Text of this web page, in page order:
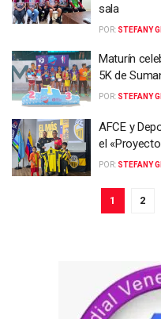
sala
POR: STEFANY
Maturín
5K de
POR: STEFANY
AFCE y
el
POR: STEFANY
1 2